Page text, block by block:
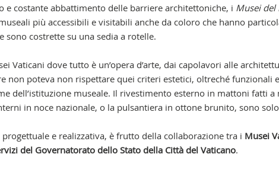
e costante abbattimento delle barriere architettoniche, i Musei del
più accessibili e visitabili anche da coloro che hanno
sono costrette su una sedia a rotelle.
Vaticani dove tutto è un’opera d’arte, dai capolavori alle
non poteva non rispettare quei criteri estetici, oltreché funzionali
dell’istituzione museale. Il rivestimento esterno in mattoni fatti a
in noce nazionale, o la pulsantiera in ottone brunito, sono
e realizzativa, è frutto della collaborazione tra i Musei
del Governatorato dello Stato della Città del Vaticano.